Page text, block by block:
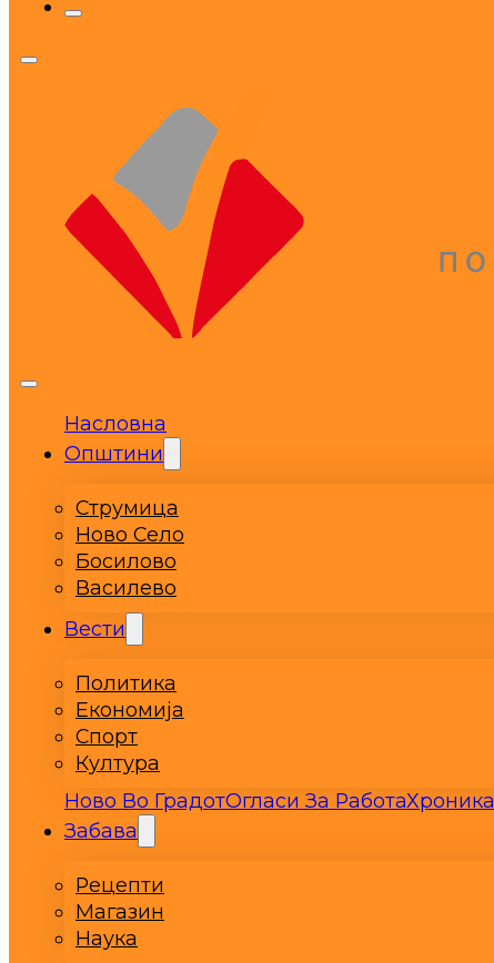
Насловна
Општини
Струмица
Ново Село
Босилово
Василево
Вести
Политика
Економија
Спорт
Култура
Ново Во ГрадотОгласи За РаботаХроника
Забава
Рецепти
Магазин
Наука